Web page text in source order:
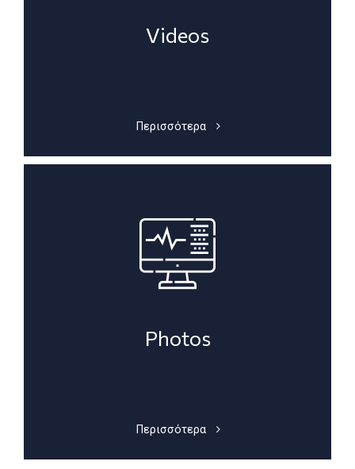
Videos
Περισσότερα
Photos
Περισσότερα